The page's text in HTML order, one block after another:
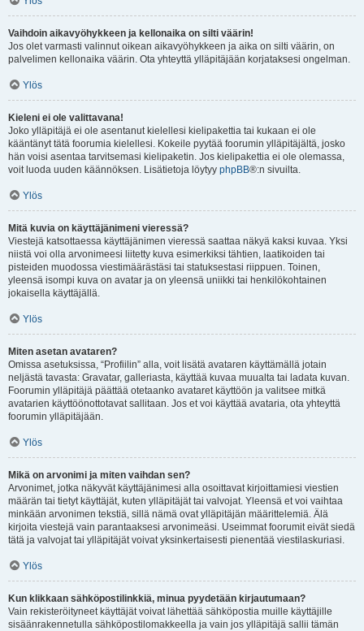
Vaihdoin aikavyöhykkeen ja kellonaika on silti väärin!
Jos olet varmasti valinnut oikean aikavyöhykkeen ja aika on silti väärin, on
palvelimen kellonaika väärin. Ota yhteyttä ylläpitäjään korjataksesi ongelman.
Ylös
Kieleni ei ole valittavana!
Joko ylläpitäjä ei ole asentanut kielellesi kielipakettia tai kukaan ei ole
kääntänyt tätä foorumia kielellesi. Kokeile pyytää foorumin ylläpitäjältä, josko
hän voisi asentaa tarvitsemasi kielipaketin. Jos kielipakettia ei ole olemassa,
voit luoda uuden käännöksen. Lisätietoja löytyy phpBB®:n sivuilta.
Ylös
Mitä kuvia on käyttäjänimeni vieressä?
Viestejä katsottaessa käyttäjänimen vieressä saattaa näkyä kaksi kuvaa. Yksi
niistä voi olla arvonimeesi liitetty kuva esimerkiksi tähtien, laatikoiden tai
pisteiden muodossa viestimäärästäsi tai statuksestasi riippuen. Toinen,
yleensä isompi kuva on avatar ja on yleensä uniikki tai henkilökohtainen
jokaisella käyttäjällä.
Ylös
Miten asetan avataren?
Omissa asetuksissa, “Profiilin” alla, voit lisätä avataren käyttämällä jotain
neljästä tavasta: Gravatar, galleriasta, käyttää kuvaa muualta tai ladata kuvan.
Foorumin ylläpitäjä päättää otetaanko avataret käyttöön ja valitsee mitkä
avatarien käyttöönottotavat sallitaan. Jos et voi käyttää avataria, ota yhteyttä
foorumin ylläpitäjään.
Ylös
Mikä on arvonimi ja miten vaihdan sen?
Arvonimet, jotka näkyvät käyttäjänimesi alla osoittavat kirjoittamiesi viestien
määrän tai tietyt käyttäjät, kuten ylläpitäjät tai valvojat. Yleensä et voi vaihtaa
minkään arvonimen tekstiä, sillä nämä ovat ylläpitäjän määrittelemiä. Älä
kirjoita viestejä vain parantaaksesi arvonimeäsi. Useimmat foorumit eivät siedä
tätä ja valvojat tai ylläpitäjät voivat yksinkertaisesti pienentää viestilaskuriasi.
Ylös
Kun klikkaan sähköpostilinkkiä, minua pyydetään kirjautumaan?
Vain rekisteröityneet käyttäjät voivat lähettää sähköpostia muille käyttäjille
sisäänrakennetulla sähköpostilomakkeella ja vain jos ylläpitäjä sallii tämän